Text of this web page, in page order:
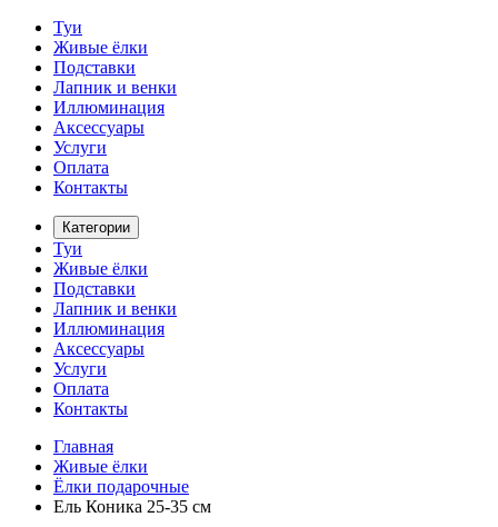
Туи
Живые ёлки
Подставки
Лапник и венки
Иллюминация
Аксессуары
Услуги
Оплата
Контакты
Категории
Туи
Живые ёлки
Подставки
Лапник и венки
Иллюминация
Аксессуары
Услуги
Оплата
Контакты
Главная
Живые ёлки
Ёлки подарочные
Ель Коника 25-35 см